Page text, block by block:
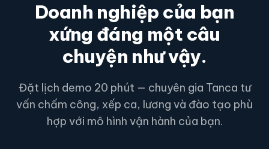
Doanh nghiệp của bạn
xứng đáng một câu
chuyện như vậy.
Đặt lịch demo 20 phút — chuyên gia Tanca tư
vấn chấm công, xếp ca, lương và đào tạo phù
hợp với mô hình vận hành của bạn.